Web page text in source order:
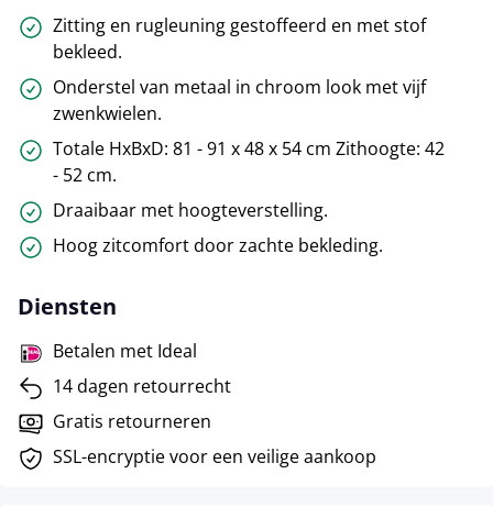
Zitting en rugleuning gestoffeerd en met stof
bekleed.
Onderstel van metaal in chroom look met vijf
zwenkwielen.
Totale HxBxD: 81 - 91 x 48 x 54 cm Zithoogte: 42
- 52 cm.
Draaibaar met hoogteverstelling.
Hoog zitcomfort door zachte bekleding.
Diensten
Betalen met Ideal
14 dagen retourrecht
Gratis retourneren
SSL-encryptie voor een veilige aankoop